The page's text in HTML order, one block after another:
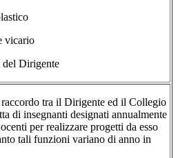
vicario
Dirigente
tra il Dirigente ed il Collegio
di insegnanti designati annualmente
per realizzare progetti da esso
tali funzioni variano di anno in